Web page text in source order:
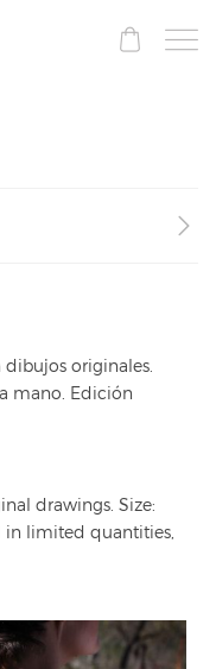
dibujos originales.
mano. Edición
drawings. Size:
in limited quantities,